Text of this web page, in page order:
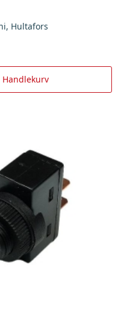
Hultafors
Handlekurv